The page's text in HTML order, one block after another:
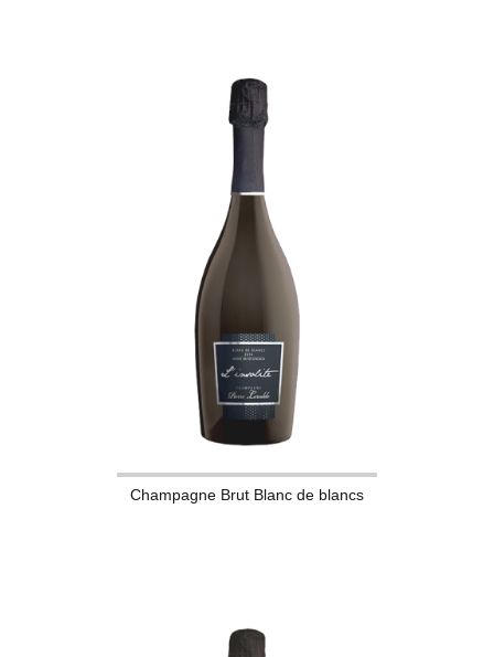
Champagne Brut Blanc de blancs